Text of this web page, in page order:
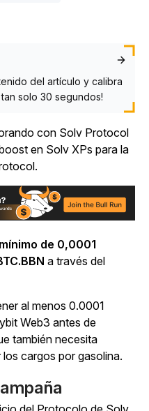
del artículo y calibra
solo 30 segundos!
con Solv Protocol
en Solv XPs para la
mínimo de 0,0001
a través del
al menos 0.0001
Web3 antes de
también necesita
cargos por gasolina.